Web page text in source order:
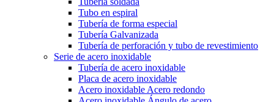
Tubo en espiral
Tubería de forma especial
Tubería Galvanizada
Tubería de perforación y tubo de revestimiento
Serie de acero inoxidable
Tubería de acero inoxidable
Placa de acero inoxidable
Acero inoxidable Acero redondo